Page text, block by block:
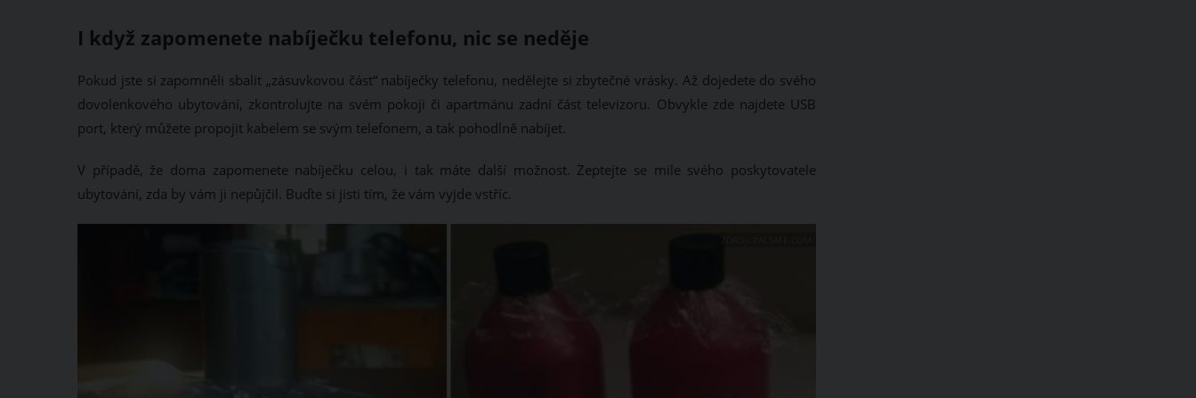
I když zapomenete nabíječku telefonu, nic se neděje
Pokud jste si zapomněli sbalit „zásuvkovou část“ nabíječky telefonu, nedělejte si zbytečné vrásky. Až dojedete do svého
dovolenkového ubytování, zkontrolujte na svém pokoji či apartmánu zadní část televizoru. Obvykle zde najdete USB
port, který můžete propojit kabelem se svým telefonem, a tak pohodlně nabíjet.
V případě, že doma zapomenete nabíječku celou, i tak máte další možnost. Zeptejte se mile svého poskytovatele
ubytování, zda by vám ji nepůjčil. Buďte si jisti tím, že vám vyjde vstříc.